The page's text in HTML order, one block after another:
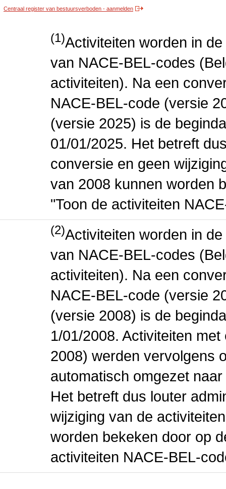
Centraal register van bestuursverboden - aanmelden
(1)Activiteiten worden in
van NACE-BEL-codes
activiteiten). Na een
NACE-BEL-code (versie
(versie 2025) is de
01/01/2025. Het betreft
conversie en geen
van 2008 kunnen worden
"Toon de activiteiten
(2)Activiteiten worden in
van NACE-BEL-codes
activiteiten). Na een
NACE-BEL-code (versie
(versie 2008) is de
1/01/2008. Activiteiten
2008) werden vervolgens
automatisch omgezet
Het betreft dus louter
wijziging van de
worden bekeken door op
activiteiten NACE-BEL-